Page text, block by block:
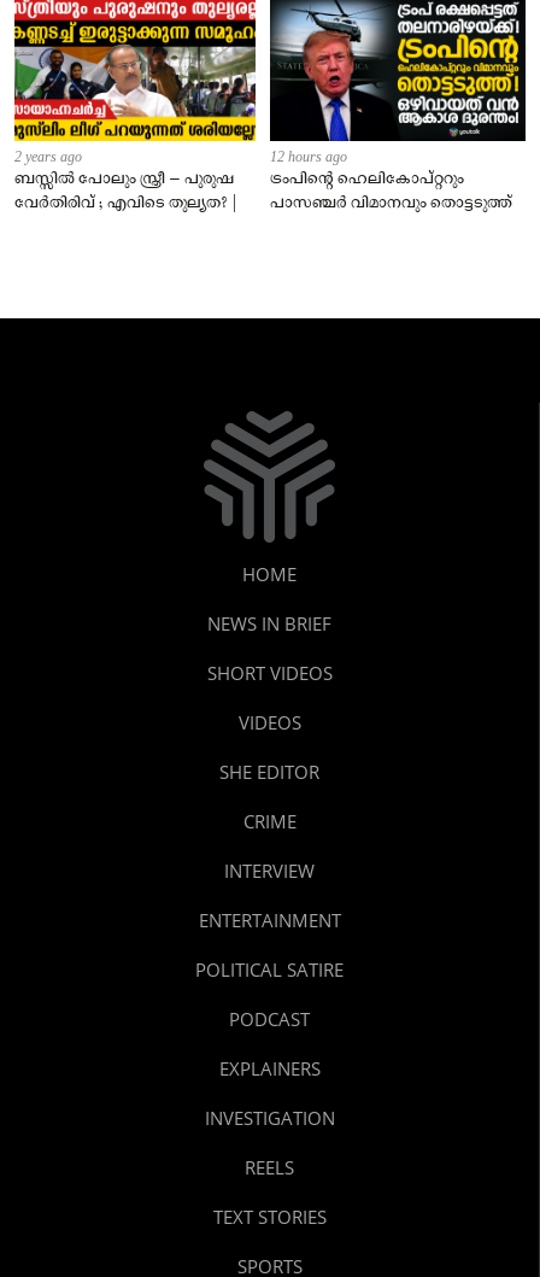
2 years ago
ബസ്സിൽ പോലും സ്ത്രീ – പുരുഷ
വേർതിരിവ് ; എവിടെ തുല്യത? |
12 hours ago
ട്രംപിന്റെ ഹെലികോപ്റ്ററും
പാസഞ്ചര്‍ വിമാനവും തൊട്ടടുത്ത്
HOME
NEWS IN BRIEF
SHORT VIDEOS
VIDEOS
SHE EDITOR
CRIME
INTERVIEW
ENTERTAINMENT
POLITICAL SATIRE
PODCAST
EXPLAINERS
INVESTIGATION
REELS
TEXT STORIES
SPORTS